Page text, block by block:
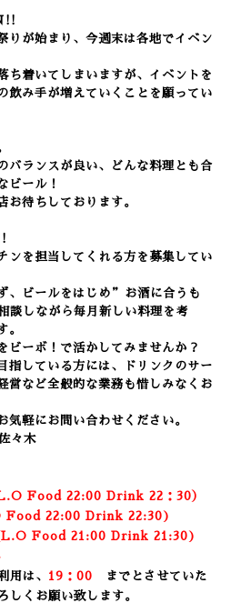
りが始まり、今週末は各地でイベン
ち着いてしまいますが、イベントを
飲み手が増えていくことを願ってい
バランスが良い、どんな料理とも合
ビール！
お待ちしております。
ンを担当してくれる方を募集してい
、ビールをはじめ”お酒に合うも
談しながら毎月新しい料理を考
。
ビーボ！で活かしてみませんか？
指している方には、ドリンクのサー
営など全般的な業務も惜しみなくお
気軽にお問い合わせください。
々木
Food 22:00 Drink 22：30）
Food 22:00 Drink 22:30)
L.O Food 21:00 Drink 21:30)
用は、 19：00
までとさせていた
しくお願い致します。